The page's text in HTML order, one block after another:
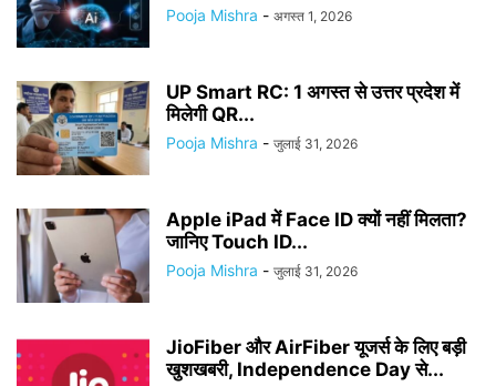
Pooja Mishra - अगस्त 1, 2026
UP Smart RC: 1 अगस्त से उत्तर प्रदेश में
मिलेगी QR...
Pooja Mishra - जुलाई 31, 2026
Apple iPad में Face ID क्यों नहीं मिलता?
जानिए Touch ID...
Pooja Mishra - जुलाई 31, 2026
JioFiber और AirFiber यूजर्स के लिए बड़ी
खुशखबरी, Independence Day से...